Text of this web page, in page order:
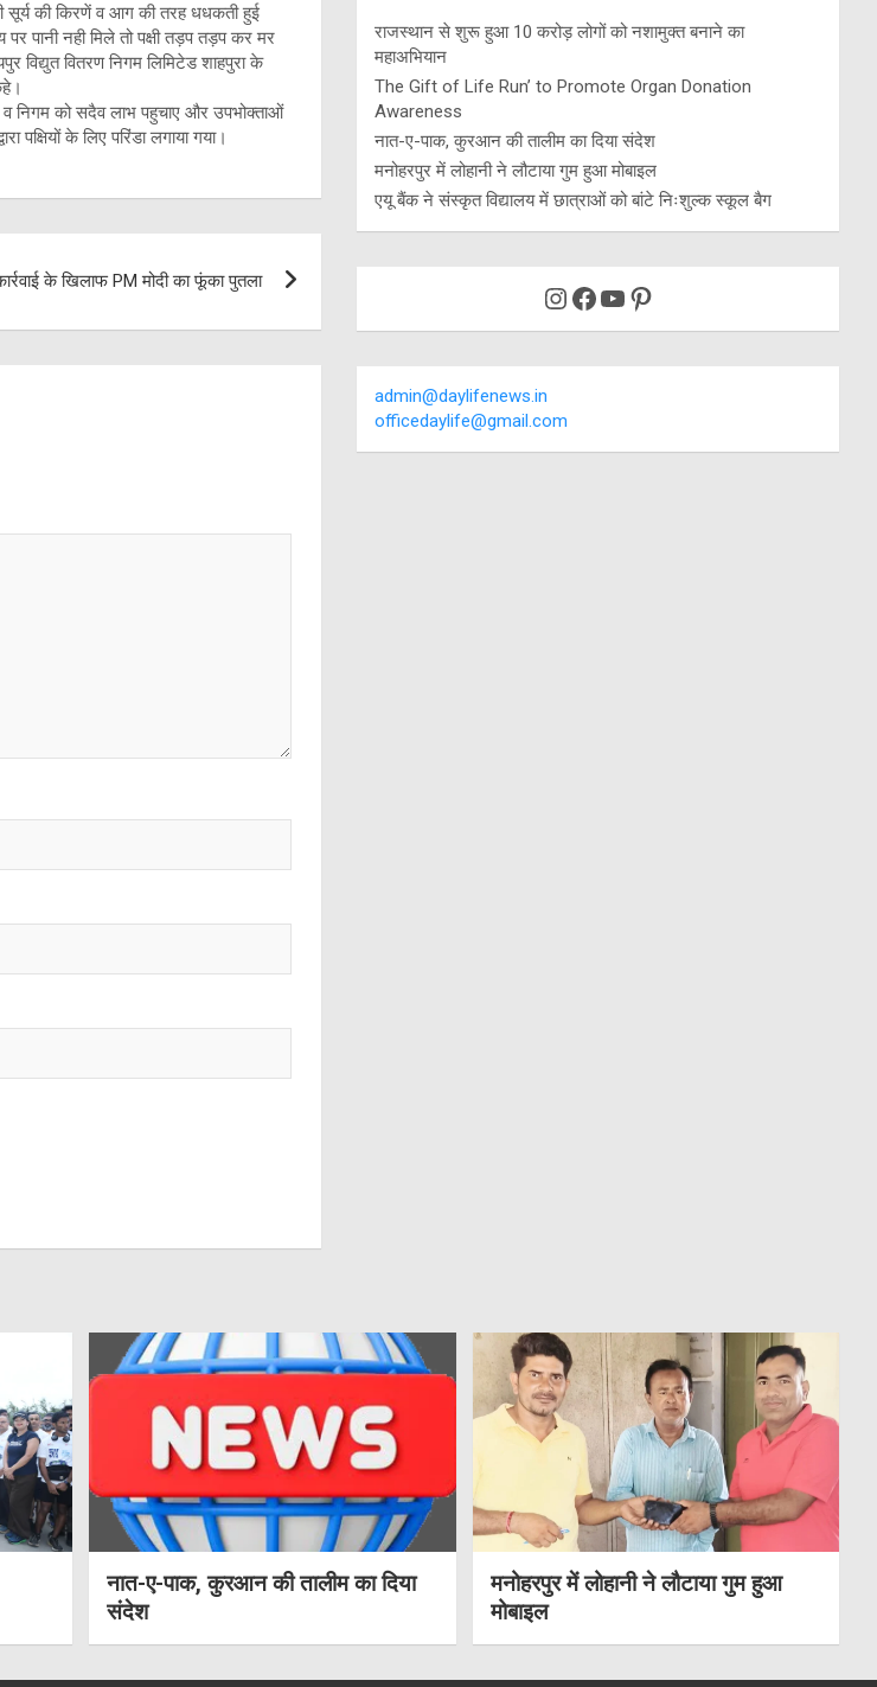
सूर्य की किरणें व आग की तरह धधकती हुई
नही मिले तो पक्षी तड़प तड़प कर मर
विद्युत वितरण निगम लिमिटेड शाहपुरा के
व निगम को सदैव लाभ पहुचाए और उपभोक्ताओं
पक्षियों के लिए परिंडा लगाया गया।
के खिलाफ PM मोदी का फूंका पुतला
राजस्थान से शुरू हुआ 10 करोड़ लोगों को नशामुक्त बनाने का
महाअभियान
The Gift of Life Run’ to Promote Organ Donation
Awareness
नात-ए-पाक, कुरआन की तालीम का दिया संदेश
मनोहरपुर में लोहानी ने लौटाया गुम हुआ मोबाइल
एयू बैंक ने संस्कृत विद्यालय में छात्राओं को बांटे निःशुल्क स्कूल बैग
Instagram
Facebook
YouTube
Pinterest
admin@daylifenews.in
officedaylife@gmail.com
नात-ए-पाक, कुरआन की तालीम का दिया
संदेश
मनोहरपुर में लोहानी ने लौटाया गुम हुआ
मोबाइल